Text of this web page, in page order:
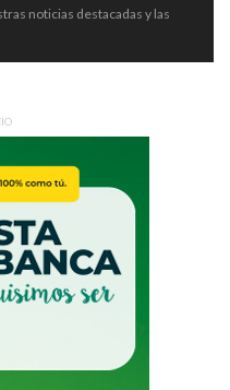
noticias destacadas y las